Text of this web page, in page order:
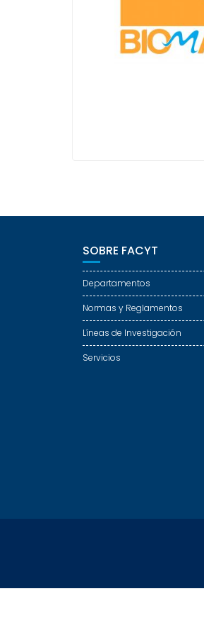
SOBRE FACYT
Departamentos
Normas y Reglamentos
Líneas de Investigación
Servicios